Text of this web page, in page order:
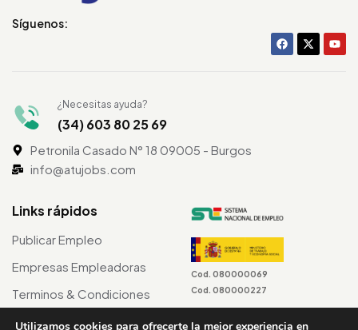
Síguenos:
¿Necesitas ayuda?
(34) 603 80 25 69
Petronila Casado N° 18 09005 - Burgos
info@atujobs.com
Links rápidos
Publicar Empleo
Empresas Empleadoras
Terminos & Condiciones
Cod. 080000069
Cod. 080000227
Utilizamos cookies para ofrecerte la mejor experiencia en